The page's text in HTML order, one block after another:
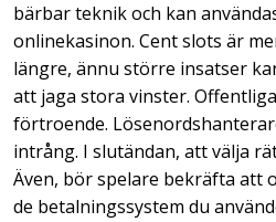
bärbar teknik och kan
onlinekasinon. Cent slots är
längre, ännu större insatser
att jaga stora vinster.
förtroende.
intrång. I slutändan, att välja
Även, bör spelare bekräfta att
de betalningssystem du